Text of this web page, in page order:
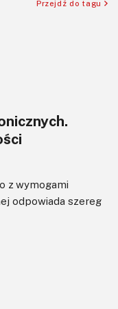
Przejdź do tagu
z wymogami
odpowiada szereg